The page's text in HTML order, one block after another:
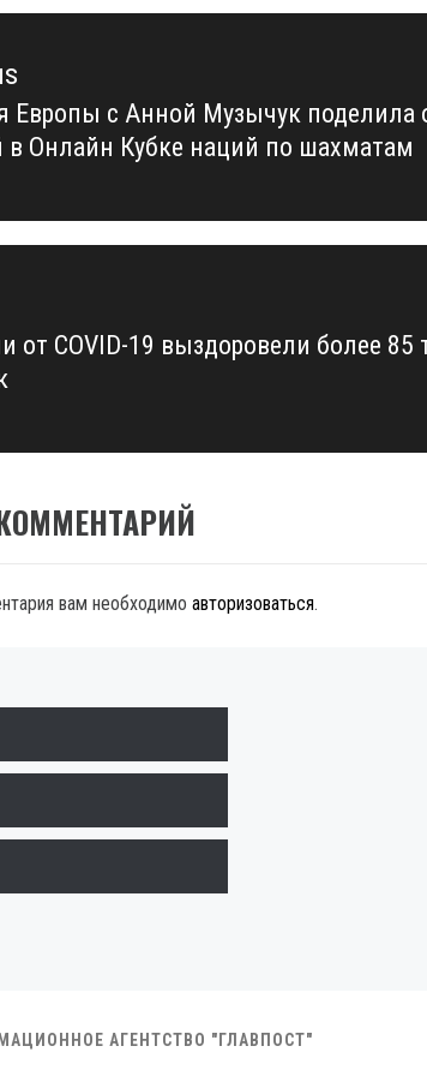
Европы с Анной Музычук поделила
в Онлайн Кубке наций по шахматам
от COVID-19 выздоровели более 85
вам необходимо авторизоваться.
АГЕНТСТВО "ГЛАВПОСТ"